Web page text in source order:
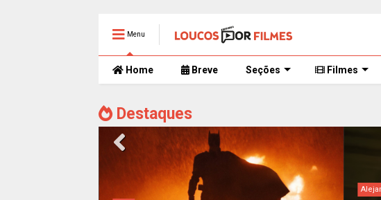
Menu
Home Breve Seções Filmes
Destaques